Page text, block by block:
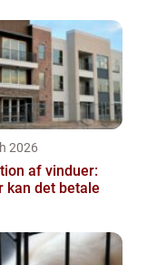
2026
af vinduer:
kan det betale